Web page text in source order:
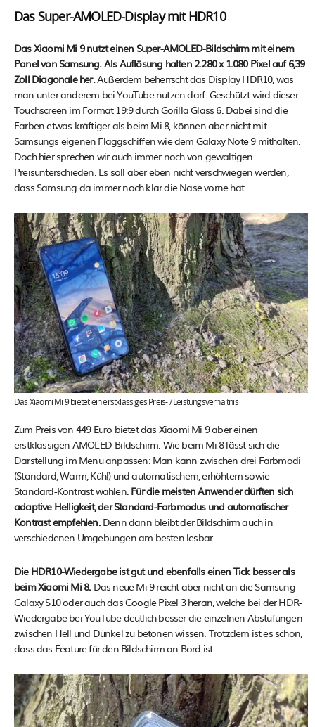
Das Super-AMOLED-Display mit HDR10
Das Xiaomi Mi 9 nutzt einen Super-AMOLED-Bildschirm mit einem
Panel von Samsung. Als Auflösung halten 2.280 x 1.080 Pixel auf 6,39
Zoll Diagonale her.Außerdem beherrscht das Display HDR10, was
man unter anderem bei YouTube nutzen darf. Geschützt wird dieser
Touchscreen im Format 19:9 durch Gorilla Glass 6. Dabei sind die
Farben etwas kräftiger als beim Mi 8, können aber nicht mit
Samsungs eigenen Flaggschiffen wie dem Galaxy Note 9 mithalten.
Doch hier sprechen wir auch immer noch von gewaltigen
Preisunterschieden. Es soll aber eben nicht verschwiegen werden,
dass Samsung da immer noch klar die Nase vorne hat.
Das Xiaomi Mi 9 bietet ein erstklassiges Preis- / Leistungsverhältnis
Zum Preis von 449 Euro bietet das Xiaomi Mi 9 aber einen
erstklassigen AMOLED-Bildschirm. Wie beim Mi 8 lässt sich die
Darstellung im Menü anpassen: Man kann zwischen drei Farbmodi
(Standard, Warm, Kühl) und automatischem, erhöhtem sowie
Standard-Kontrast wählen. Für die meisten Anwender dürften sich
adaptive Helligkeit, der Standard-Farbmodus und automatischer
Kontrast empfehlen.Denn dann bleibt der Bildschirm auch in
verschiedenen Umgebungen am besten lesbar.
Die HDR10-Wiedergabe ist gut und ebenfalls einen Tick besser als
beim Xiaomi Mi 8.Das neue Mi 9 reicht aber nicht an die Samsung
Galaxy S10 oder auch das Google Pixel 3 heran, welche bei der HDR-
Wiedergabe bei YouTube deutlich besser die einzelnen Abstufungen
zwischen Hell und Dunkel zu betonen wissen. Trotzdem ist es schön,
dass das Feature für den Bildschirm an Bord ist.